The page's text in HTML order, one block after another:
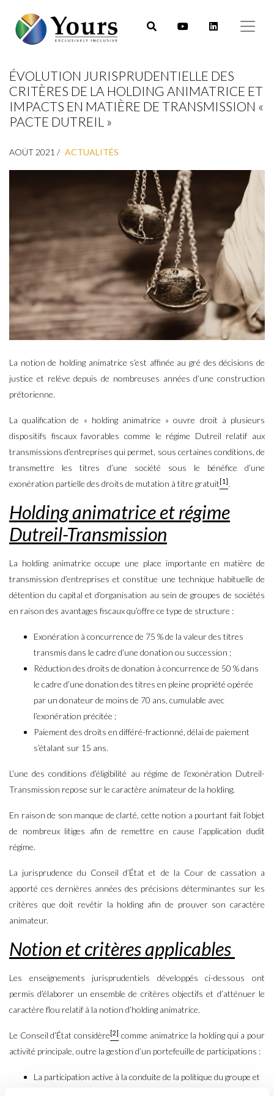
ÉVOLUTION JURISPRUDENTIELLE DES
CRITÈRES DE LA HOLDING ANIMATRICE ET
IMPACTS EN MATIÈRE DE TRANSMISSION «
PACTE DUTREIL »
AOÛT 2021 / ACTUALITÉS
La notion de holding animatrice s’est affinée au gré des décisions de
justice et relève depuis de nombreuses années d’une construction
prétorienne.
La qualification de « holding animatrice » ouvre droit à plusieurs
dispositifs fiscaux favorables comme le régime Dutreil relatif aux
transmissions d’entreprises qui permet, sous certaines conditions, de
transmettre les titres d’une société sous le bénéfice d’une
exonération partielle des droits de mutation à titre gratuit [1] .
Holding animatrice et régime
Dutreil-Transmission
La holding animatrice occupe une place importante en matière de
transmission d’entreprises et constitue une technique habituelle de
détention du capital et d’organisation au sein de groupes de sociétés
en raison des avantages fiscaux qu’offre ce type de structure :
Exonération à concurrence de 75 % de la valeur des titres
transmis dans le cadre d’une donation ou succession ;
Réduction des droits de donation à concurrence de 50 % dans
le cadre d’une donation des titres en pleine propriété opérée
par un donateur de moins de 70 ans, cumulable avec
l’exonération précitée ;
Paiement des droits en différé-fractionné, délai de paiement
s’étalant sur 15 ans.
L’une des conditions d’éligibilité au régime de l’exonération Dutreil-
Transmission repose sur le caractère animateur de la holding.
En raison de son manque de clarté, cette notion a pourtant fait l’objet
de nombreux litiges afin de remettre en cause l’application dudit
régime.
La jurisprudence du Conseil d’État et de la Cour de cassation a
apporté ces dernières années des précisions déterminantes sur les
critères que doit revêtir la holding afin de prouver son caractère
animateur.
Notion et critères applicables
Les enseignements jurisprudentiels développés ci-dessous ont
permis d’élaborer un ensemble de critères objectifs et d’atténuer le
caractère flou relatif à la notion d’holding animatrice.
Le Conseil d’État considère [2] comme animatrice la holding qui a pour
activité principale, outre la gestion d’un portefeuille de participations :
La participation active à la conduite de la politique du groupe et